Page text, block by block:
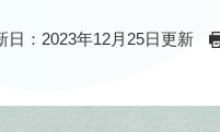
日：2023年12月25日更新